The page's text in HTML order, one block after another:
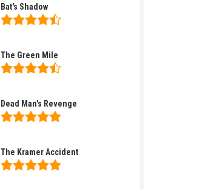
Bat's Shadow
The Green Mile
Dead Man's Revenge
The Kramer Accident